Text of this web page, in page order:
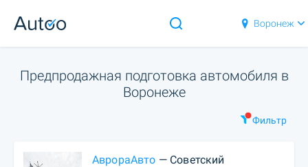
Воронеж
Предпродажная подготовка автомобиля в
Воронеже
Фильтр
АврораАвто — Советский